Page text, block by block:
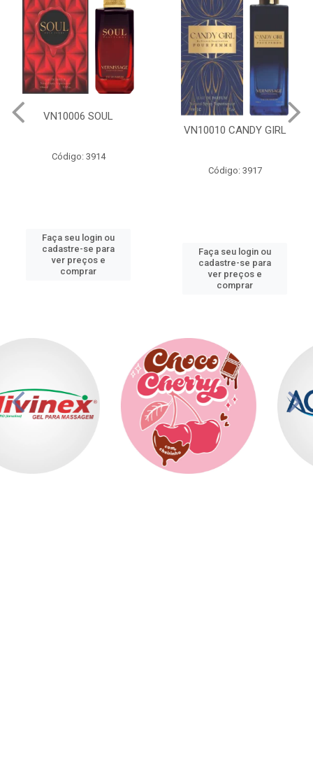
VN10006 SOUL
Código: 3914
Faça seu login ou
cadastre-se para
ver preços e
comprar
VN10010 CANDY GIRL
Código: 3917
Faça seu login ou
cadastre-se para
ver preços e
comprar